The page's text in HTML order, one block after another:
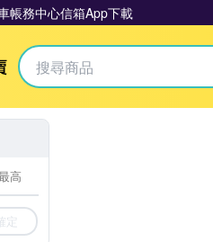
帳務中心信箱App下載
Yahoo拍賣
定